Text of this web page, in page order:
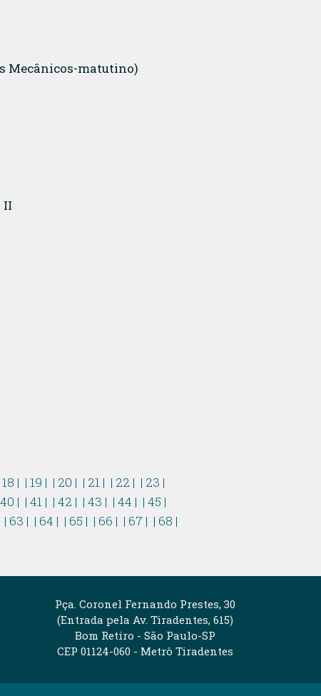
Mecânicos-matutino)
II
18 | | 19 | | 20 | | 21 | | 22 | | 23 |
| | 41 | | 42 | | 43 | | 44 | | 45 |
| 63 | | 64 | | 65 | | 66 | | 67 | | 68 |
Pça. Coronel Fernando Prestes, 30
(Entrada pela Av. Tiradentes, 615)
Bom Retiro - São Paulo-SP
CEP 01124-060 - Metrô Tiradentes